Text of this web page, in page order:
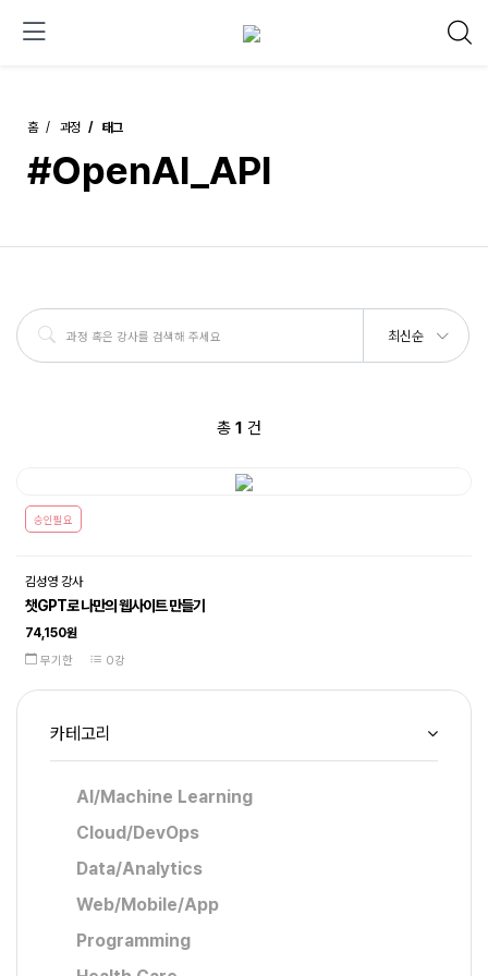
홈 과정 태그
#OpenAI_API
최신순
총 1 건
승인필요
김성영 강사
챗GPT로 나만의 웹사이트 만들기
74,150원
무기한 0강
카테고리
AI/Machine Learning
Cloud/DevOps
Data/Analytics
Web/Mobile/App
Programming